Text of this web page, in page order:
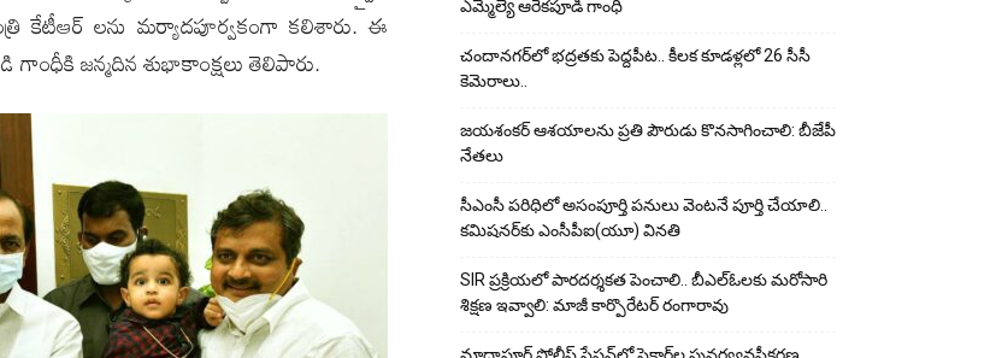
కేటీఆర్ లను మర్యాదపూర్వకంగా కలిశారు. ఈ
గాంధీకి జన్మదిన శుభాకాంక్షలు తెలిపారు.
ఎమ్మెల్యే ఆరెక‌పూడి గాంధీ
చందానగర్‌లో భద్రతకు పెద్దపీట.. కీలక కూడళ్లలో 26 సీసీ
కెమెరాలు..
జయశంకర్ ఆశయాలను ప్రతి పౌరుడు కొనసాగించాలి: బీజేపీ
నేతలు
సీఎంసీ పరిధిలో అసంపూర్తి పనులు వెంటనే పూర్తి చేయాలి..
కమిషనర్‌కు ఎంసీపీఐ(యూ) వినతి
SIR ప్రక్రియలో పారదర్శకత పెంచాలి.. బీఎల్ఓలకు మరోసారి
శిక్షణ ఇవ్వాలి: మాజీ కార్పొరేటర్ రంగారావు